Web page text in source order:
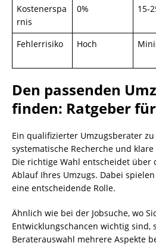
Kostenerspa
rnis
0% 15-
Fehlerrisiko
Hoch
Den passenden
finden: Ratgeber
Ein qualifizierter Umzugsberater
systematische Recherche und
Die richtige Wahl entscheidet über
Ablauf Ihres Umzugs. Dabei
eine entscheidende Rolle.
Ähnlich wie bei der Jobsuche, wo
Entwicklungschancen wichtig sind,
Beraterauswahl mehrere Aspekte